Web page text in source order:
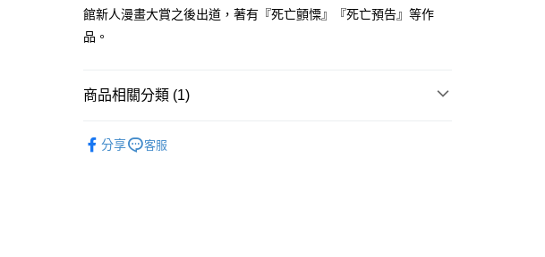
※ 請注意：結帳手續完成當下不需立刻繳費，但若您需要取消訂單，請聯
絡購買商品的店家。未經商家同意取消之訂單仍視為有效，需透過AFTEE
先享後付繳納相關費用。
付客戶支援中心」https://netprotections.freshdesk.com/support/home
１．透過由恩沛科技股份有限公司提供之「AFTEE先享後付」服務完成之
交易，需依本服務之必要範圍內提供個人資料，並將交易相關給付款項請
萊爾富取貨付款
每筆NT$80，滿NT$500(含以上)免運費
每筆NT$80，滿NT$500(含以上)免運費
每筆NT$80，滿NT$500(含以上)免運費
館新人漫畫大賞之後出道，著有『死亡顫慄』『死亡預告』等作
品。
商品相關分類 (1)
分享
客服